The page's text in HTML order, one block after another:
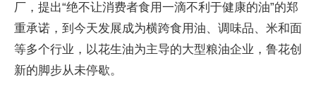
厂，提出“绝不让消费者食用一滴不利于健康的油”的郑
重承诺，到今天发展成为横跨食用油、调味品、米和面
等多个行业，以花生油为主导的大型粮油企业，鲁花创
新的脚步从未停歇。